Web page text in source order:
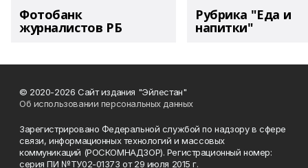
Фотобанк
журналистов РБ
Рубрика "Еда и
напитки"
© 2020-2026 Сайт издания "Эйлестан"
Об использовании персональных данных
Зарегистрировано Федеральной службой по надзору в сфере
связи, информационных технологий и массовых
коммуникаций (РОСКОМНАДЗОР). Регистрационный номер:
серия ПИ №ТУ02-01373 от 29 июля 2015 г.